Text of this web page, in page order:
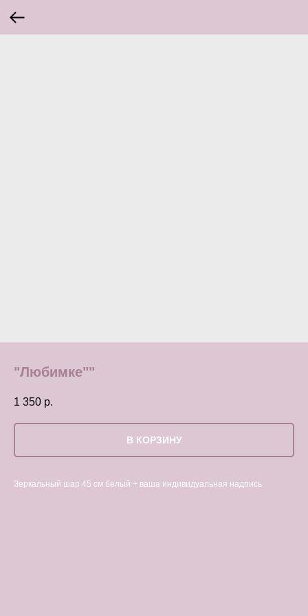
"Любимке""
1 350 р.
В КОРЗИНУ
Зеркальный шар 45 см белый + ваша индивидуальная надпись